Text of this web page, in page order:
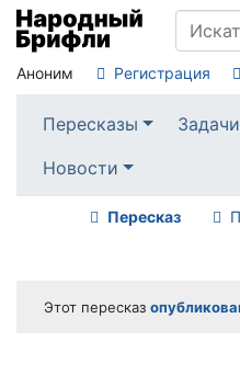
Аноним Регистрация
Пересказы Задачи
Новости
Пересказ
Этот пересказ